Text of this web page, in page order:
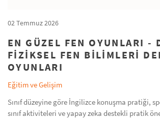
02 Temmuz 2026
EN GÜZEL FEN OYUNLARI -
FIZIKSEL FEN BILIMLERI
OYUNLARI
Eğitim ve Gelişim
Sınıf düzeyine göre İngilizce konuşma pratiği,
sınıf aktiviteleri ve yapay zeka destekli pratik